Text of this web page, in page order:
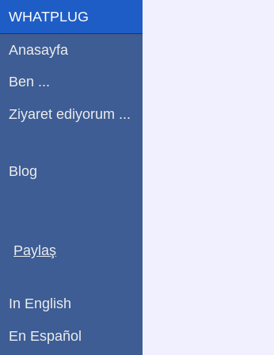
WHATPLUG
Anasayfa
Ben ...
Ziyaret ediyorum ...
Blog
Paylaş
In English
En Español